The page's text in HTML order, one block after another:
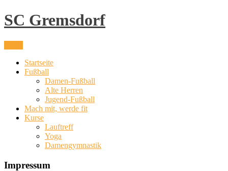
Skip
to
SC Gremsdorf
Startseite
Fußball
Damen-Fußball
Alte Herren
Jugend-Fußball
Mach mit, werde fit
Kurse
Lauftreff
Yoga
Damengymnastik
Impressum